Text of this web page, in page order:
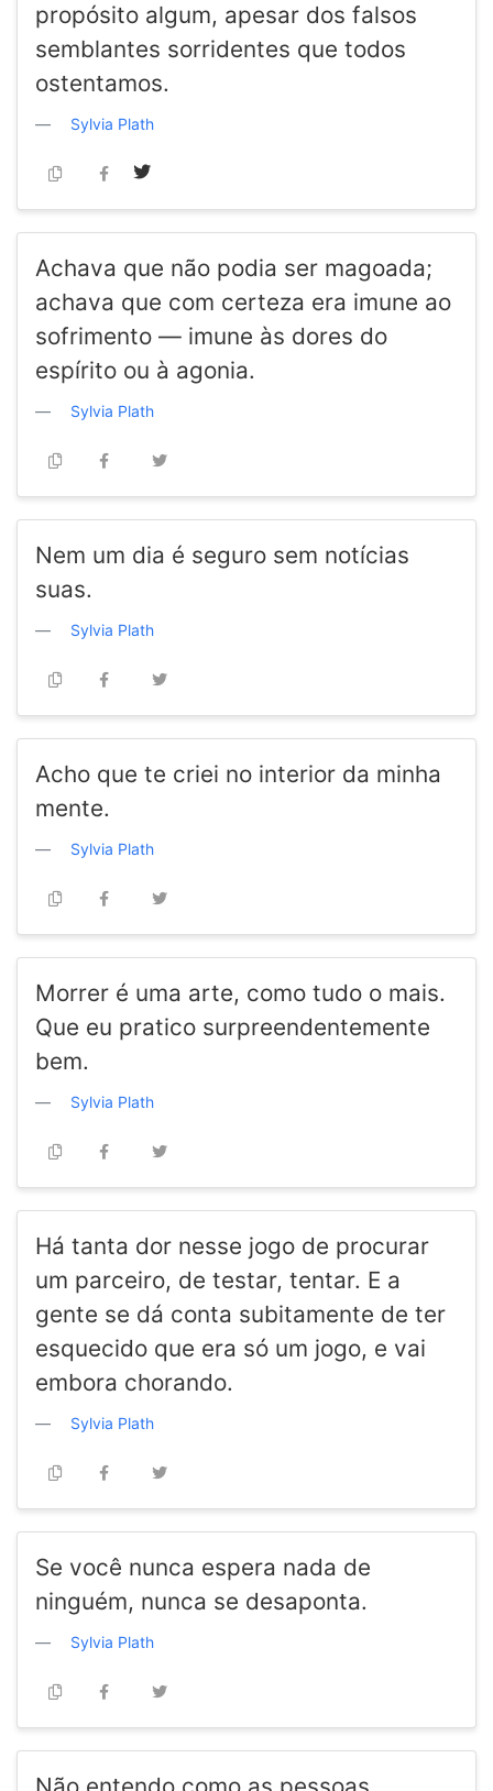
propósito algum, apesar dos falsos
semblantes sorridentes que todos
ostentamos.
Sylvia Plath
Achava que não podia ser magoada;
achava que com certeza era imune ao
sofrimento — imune às dores do
espírito ou à agonia.
Sylvia Plath
Nem um dia é seguro sem notícias
suas.
Sylvia Plath
Acho que te criei no interior da minha
mente.
Sylvia Plath
Morrer é uma arte, como tudo o mais.
Que eu pratico surpreendentemente
bem.
Sylvia Plath
Há tanta dor nesse jogo de procurar
um parceiro, de testar, tentar. E a
gente se dá conta subitamente de ter
esquecido que era só um jogo, e vai
embora chorando.
Sylvia Plath
Se você nunca espera nada de
ninguém, nunca se desaponta.
Sylvia Plath